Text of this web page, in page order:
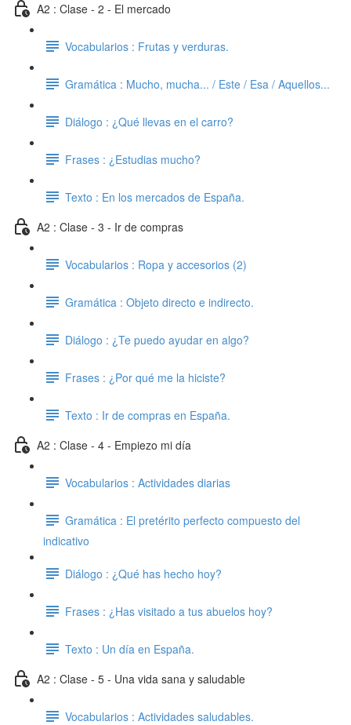
A2 : Clase - 2 - El mercado
Vocabularios : Frutas y verduras.
Gramática : Mucho, mucha... / Este / Esa / Aquellos...
Diálogo : ¿Qué llevas en el carro?
Frases : ¿Estudias mucho?
Texto : En los mercados de España.
A2 : Clase - 3 - Ir de compras
Vocabularios : Ropa y accesorios (2)
Gramática : Objeto directo e indirecto.
Diálogo : ¿Te puedo ayudar en algo?
Frases : ¿Por qué me la hiciste?
Texto : Ir de compras en España.
A2 : Clase - 4 - Empiezo mi día
Vocabularios : Actividades diarias
Gramática : El pretérito perfecto compuesto del
indicativo
Diálogo : ¿Qué has hecho hoy?
Frases : ¿Has visitado a tus abuelos hoy?
Texto : Un día en España.
A2 : Clase - 5 - Una vida sana y saludable
Vocabularios : Actividades saludables.